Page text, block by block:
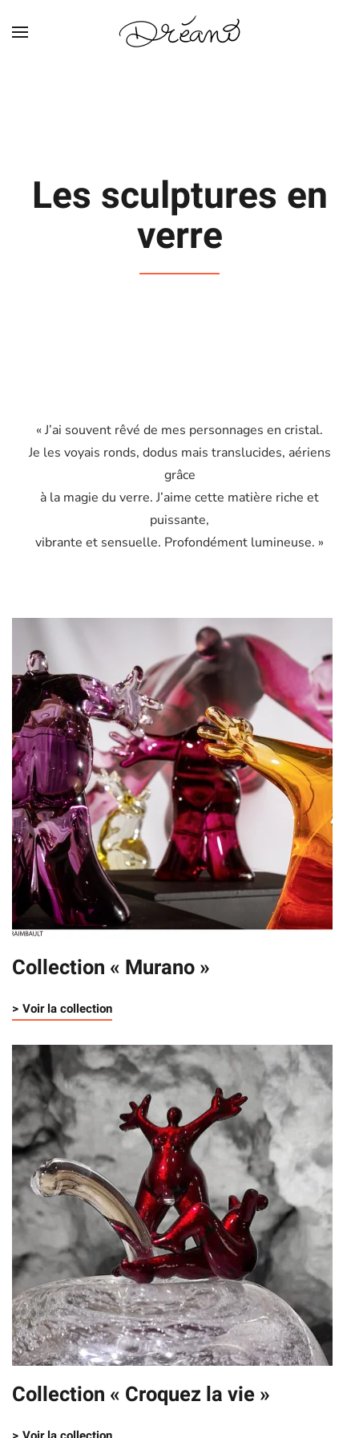
Skip to main content
Les sculptures en
verre
« J’ai souvent rêvé de mes personnages en cristal.
Je les voyais ronds, dodus mais translucides, aériens
grâce
à la magie du verre. J’aime cette matière riche et
puissante,
vibrante et sensuelle. Profondément lumineuse. »
Collection « Murano »
> Voir la collection
Collection « Croquez la vie »